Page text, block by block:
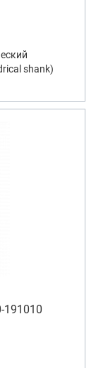
shank)
191010